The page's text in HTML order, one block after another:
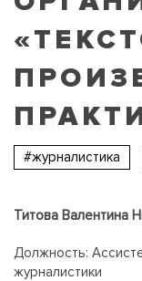
#журналистика
Титова Валентина
Должность:
журналистики